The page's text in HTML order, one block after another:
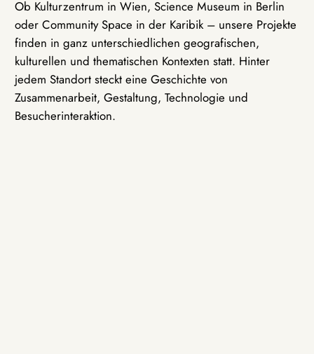
Ob Kulturzentrum in Wien, Science Museum in Berlin
oder Community Space in der Karibik – unsere Projekte
finden in ganz unterschiedlichen geografischen,
kulturellen und thematischen Kontexten statt. Hinter
jedem Standort steckt eine Geschichte von
Zusammenarbeit, Gestaltung, Technologie und
Besucherinteraktion.